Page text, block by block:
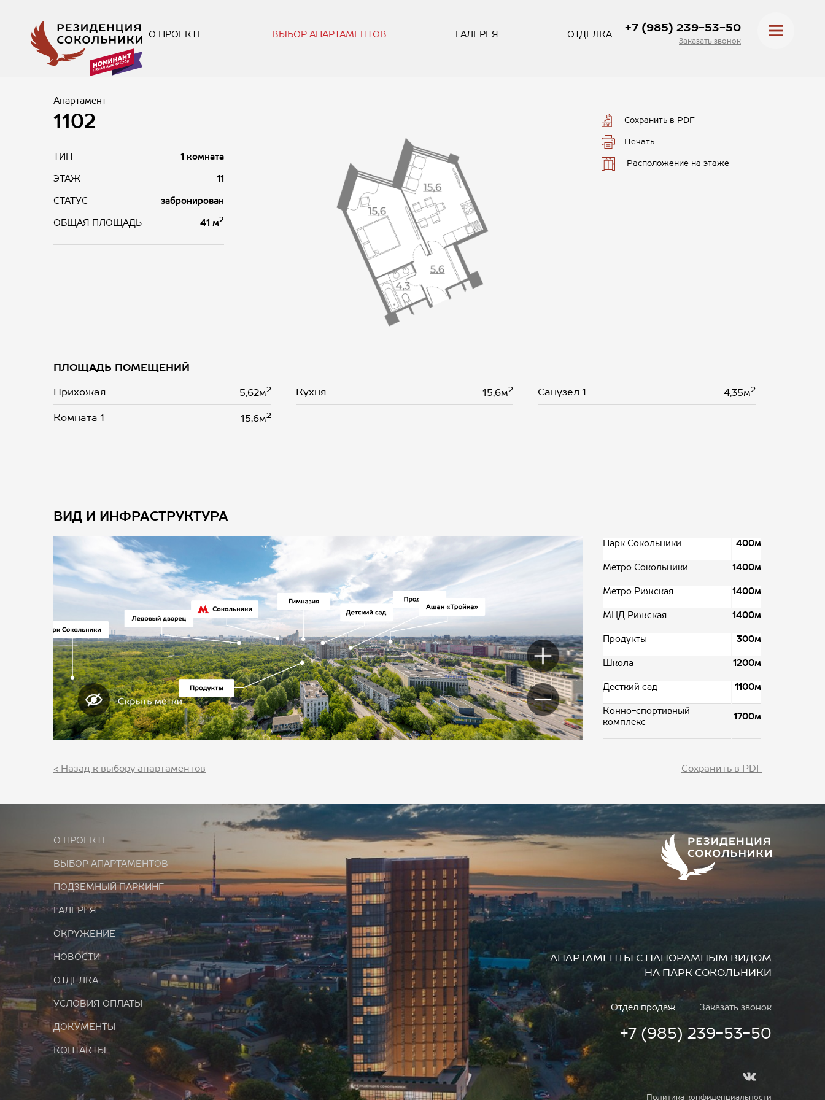
О ПРОЕКТЕ ВЫБОР АПАРТАМЕНТОВ ГАЛЕРЕЯ ОТДЕЛКА
+7 (985) 239-53-50
Заказать звонок
Апартамент
1102
ТИП 1 комната
ЭТАЖ 11
СТАТУС забронирован
ОБЩАЯ ПЛОЩАДЬ 41 м2
Сохранить в PDF
Печать
Расположение на этаже
ПЛОЩАДЬ ПОМЕЩЕНИЙ
Прихожая 5,62м2 Кухня 15,6м2 Санузел 1 4,35м2
Комната 1 15,6м2
ВИД И ИНФРАСТРУКТУРА
Парк Сокольники 400м
Метро Сокольники 1400м
Метро Рижская 1400м
МЦД Рижская 1400м
Продукты 300м
Школа 1200м
Десткий сад 1100м
Конно-спортивный
комплекс
1700м
< Назад к выбору апартаментов Сохранить в PDF
О ПРОЕКТЕ
ВЫБОР АПАРТАМЕНТОВ
ПОДЗЕМНЫЙ ПАРКИНГ
ГАЛЕРЕЯ
ОКРУЖЕНИЕ
НОВОСТИ
ОТДЕЛКА
УСЛОВИЯ ОПЛАТЫ
ДОКУМЕНТЫ
КОНТАКТЫ
АПАРТАМЕНТЫ С ПАНОРАМНЫМ ВИДОМ
НА ПАРК СОКОЛЬНИКИ
Отдел продаж Заказать звонок
+7 (985) 239-53-50
Политика конфиденциальности